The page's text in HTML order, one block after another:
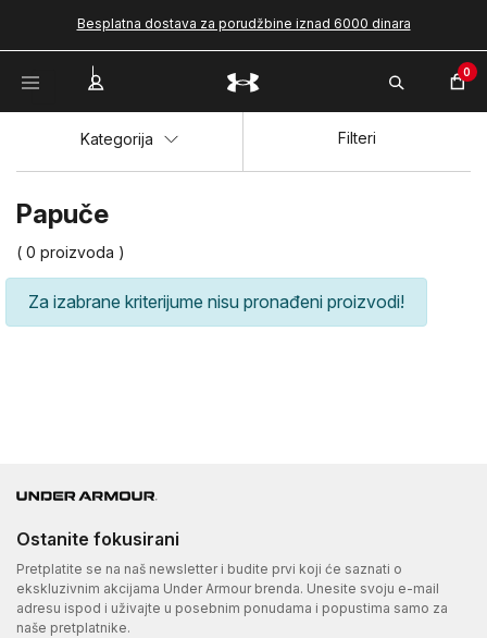
Besplatna dostava za porudžbine iznad 6000 dinara
0
Papuče
( 0 proizvoda )
Kategorija Filteri
Za izabrane kriterijume nisu pronađeni proizvodi!
Ostanite fokusirani
Pretplatite se na naš newsletter i budite prvi koji će saznati o
ekskluzivnim akcijama Under Armour brenda. Unesite svoju e-mail
adresu ispod i uživajte u posebnim ponudama i popustima samo za
naše pretplatnike.